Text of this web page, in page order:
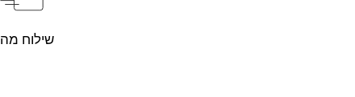
שילוח